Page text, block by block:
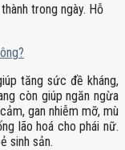
trong ngày. Hỗ
tăng sức đề kháng,
còn giúp ngăn ngừa
gan nhiễm mỡ, mù
lão hoá cho phái nữ.
sinh sản.